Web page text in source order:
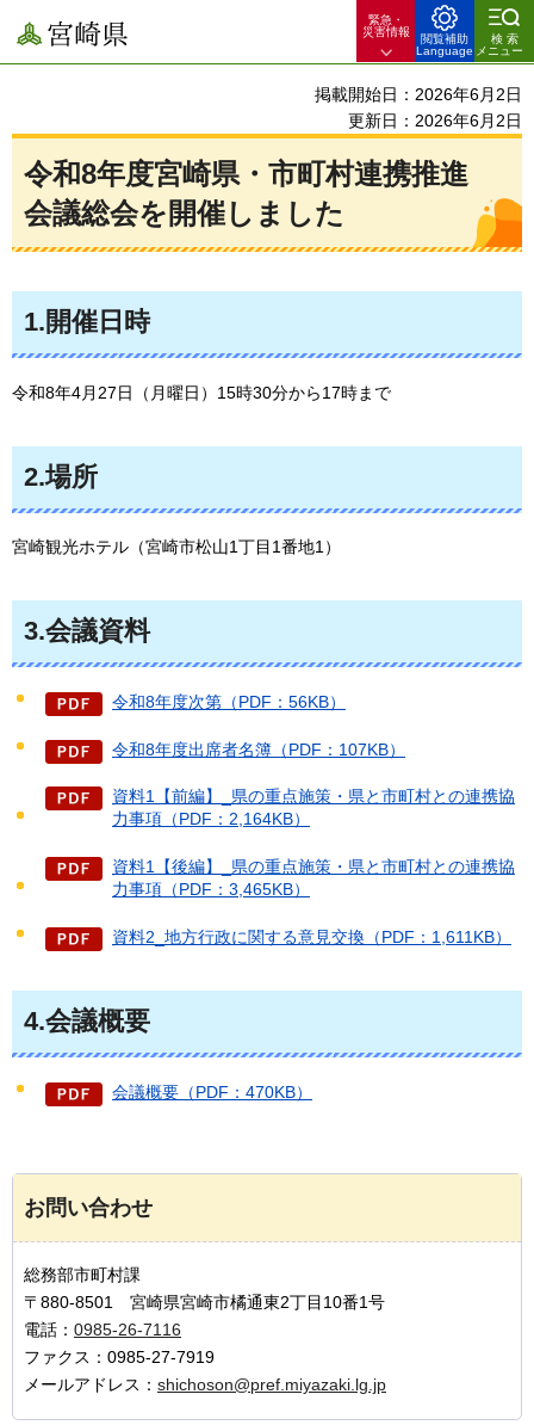
宮崎県
緊急・
災害情報
閲覧補助
Language
検索
メニュー
掲載開始日：2026年6月2日
更新日：2026年6月2日
令和8年度宮崎県・市町村連携推進
会議総会を開催しました
1.開催日時
令和8年4月27日（月曜日）15時30分から17時まで
2.場所
宮崎観光ホテル（宮崎市松山1丁目1番地1）
3.会議資料
令和8年度次第（PDF：56KB）
令和8年度出席者名簿（PDF：107KB）
資料1【前編】_県の重点施策・県と市町村との連携協
力事項（PDF：2,164KB）
資料1【後編】_県の重点施策・県と市町村との連携協
力事項（PDF：3,465KB）
資料2_地方行政に関する意見交換（PDF：1,611KB）
4.会議概要
会議概要（PDF：470KB）
お問い合わせ
総務部市町村課
〒880-8501 宮崎県宮崎市橘通東2丁目10番1号
電話： 0985-26-7116
ファクス：0985-27-7919
メールアドレス： shichoson@pref.miyazaki.lg.jp